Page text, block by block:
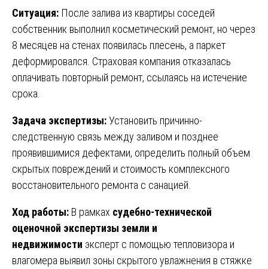
Ситуация: После залива из квартиры соседей
собственник выполнил косметический ремонт, но через
8 месяцев на стенах появилась плесень, а паркет
деформировался. Страховая компания отказалась
оплачивать повторный ремонт, ссылаясь на истечение
срока.
Задача экспертизы:Установить причинно-
следственную связь между заливом и позднее
проявившимися дефектами, определить полный объем
скрытых повреждений и стоимость комплексного
восстановительного ремонта с санацией.
Ход работы: В рамках судебно-технической
оценочной экспертизы земли и
недвижимости эксперт с помощью тепловизора и
влагомера выявил зоны скрытого увлажнения в стяжке